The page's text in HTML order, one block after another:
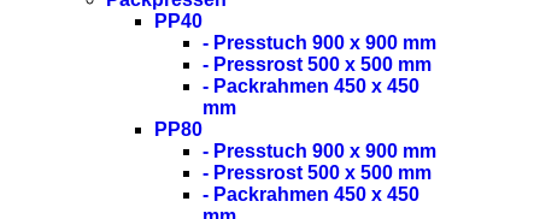
PP40
- Presstuch 900 x 900 mm
- Pressrost 500 x 500 mm
- Packrahmen 450 x 450
mm
PP80
- Presstuch 900 x 900 mm
- Pressrost 500 x 500 mm
- Packrahmen 450 x 450